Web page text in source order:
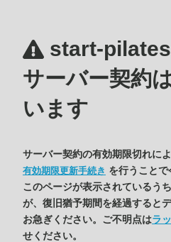
start-
サーバー契約
います
サーバー契約の有効期限切れに
有効期限更新手続き を行うことで
このページが表示されているう
が、復旧猶予期間を経過すると
お急ぎください。ご不明点はラ
せください。